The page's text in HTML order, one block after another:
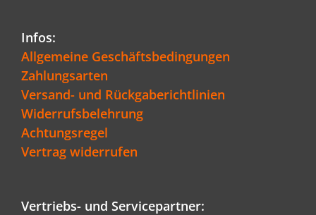
Infos:
Allgemeine Geschäftsbedingungen
Zahlungsarten
Versand- und Rückgaberichtlinien
Widerrufsbelehrung
Achtungsregel
Vertrag widerrufen
Vertriebs- und Servicepartner: